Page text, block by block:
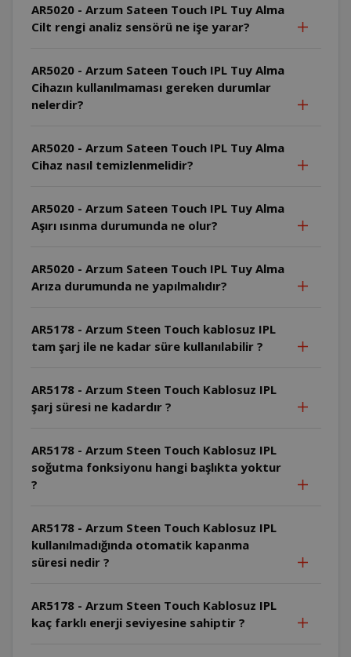
AR5020 - Arzum Sateen Touch IPL Tuy Alma
Cilt rengi analiz sensörü ne işe yarar?
AR5020 - Arzum Sateen Touch IPL Tuy Alma
Cihazın kullanılmaması gereken durumlar
nelerdir?
AR5020 - Arzum Sateen Touch IPL Tuy Alma
Cihaz nasıl temizlenmelidir?
AR5020 - Arzum Sateen Touch IPL Tuy Alma
Aşırı ısınma durumunda ne olur?
AR5020 - Arzum Sateen Touch IPL Tuy Alma
Arıza durumunda ne yapılmalıdır?
AR5178 - Arzum Steen Touch kablosuz IPL
tam şarj ile ne kadar süre kullanılabilir ?
AR5178 - Arzum Steen Touch Kablosuz IPL
şarj süresi ne kadardır ?
AR5178 - Arzum Steen Touch Kablosuz IPL
soğutma fonksiyonu hangi başlıkta yoktur
?
AR5178 - Arzum Steen Touch Kablosuz IPL
kullanılmadığında otomatik kapanma
süresi nedir ?
AR5178 - Arzum Steen Touch Kablosuz IPL
kaç farklı enerji seviyesine sahiptir ?